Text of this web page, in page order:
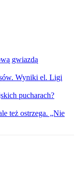
gwiazdą
Wyniki el. Ligi
pucharach?
też ostrzega. „Nie